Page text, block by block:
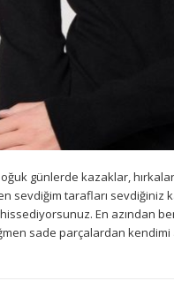
günlerde kazaklar,
en sevdiğim tarafları
En azından
sade parçalardan